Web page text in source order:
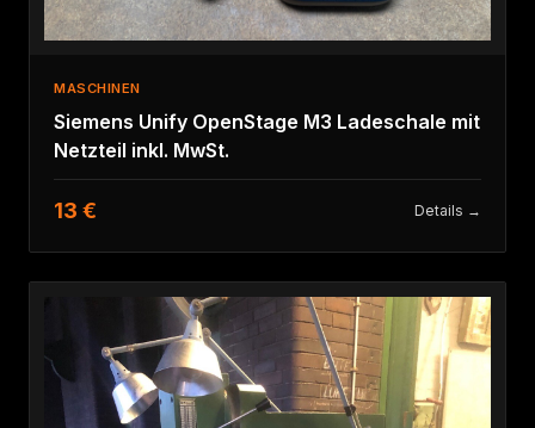
MASCHINEN
Siemens Unify OpenStage M3 Ladeschale mit
Netzteil inkl. MwSt.
13 € Details →